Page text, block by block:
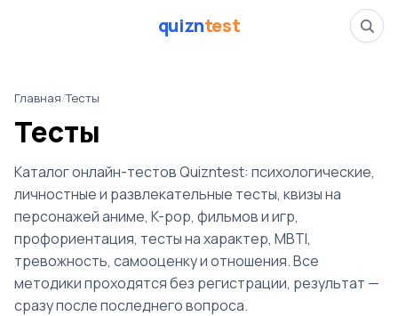
quizntest
Главная/Тесты
Тесты
Каталог онлайн-тестов Quizntest: психологические,
личностные и развлекательные тесты, квизы на
персонажей аниме, K-pop, фильмов и игр,
профориентация, тесты на характер, MBTI,
тревожность, самооценку и отношения. Все
методики проходятся без регистрации, результат —
сразу после последнего вопроса.